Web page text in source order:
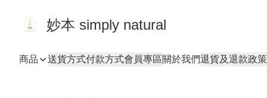
妙本 simply natural
商品 送貨方式付款方式會員專區關於我們退貨及退款政策